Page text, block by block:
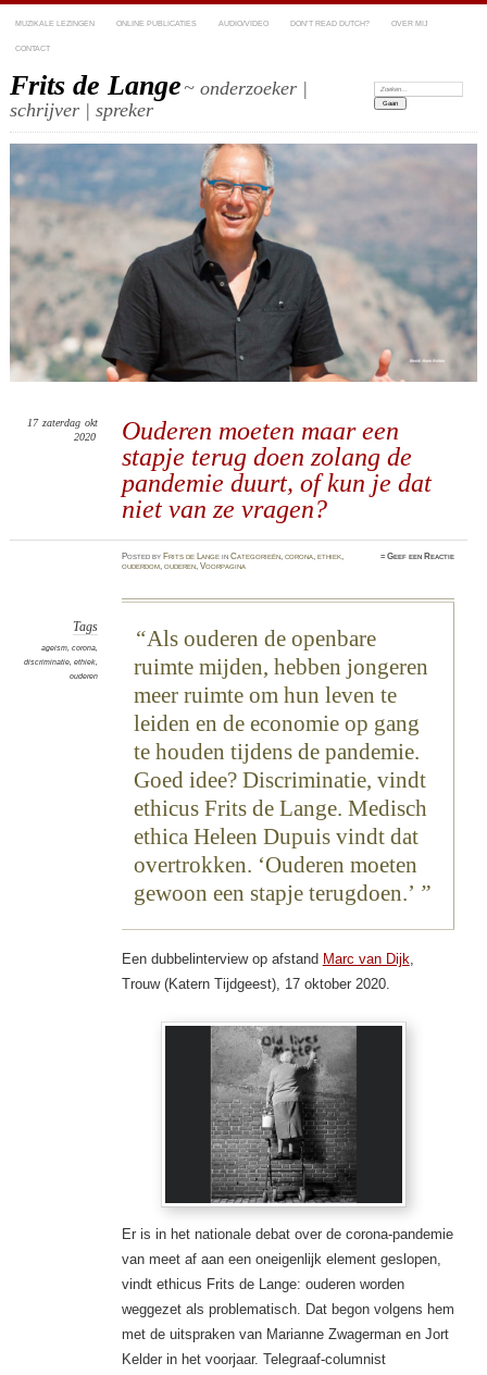
MUZIKALE LEZINGEN ONLINE PUBLICATIES AUDIO/VIDEO DON’T READ DUTCH? OVER MIJ
CONTACT
Frits de Lange~ onderzoeker |
schrijver | spreker
Zoeken:
Ouderen moeten maar een
stapje terug doen zolang de
pandemie duurt, of kun je dat
niet van ze vragen?
17 zaterdag okt
2020
PostedbyFrits de Lange inCategorieën ,corona ,ethiek
ouderdom ,ouderen ,Voorpagina
≈Geef een Reactie
Tags
ageism, corona,
discriminatie, ethiek,
ouderen
Als ouderen de openbare
ruimte mijden, hebben jongeren
meer ruimte om hun leven te
leiden en de economie op gang
te houden tijdens de pandemie.
Goed idee? Discriminatie, vindt
ethicus Frits de Lange. Medisch
ethica Heleen Dupuis vindt dat
overtrokken. ‘Ouderen moeten
gewoon een stapje terugdoen.’
Een dubbelinterview op afstand Marc van Dijk
Trouw (Katern Tijdgeest), 17 oktober 2020.
Er is in het nationale ­debat over de corona-pandemie
van meet af aan een oneigenlijk element geslopen,
vindt ethicus Frits de Lange: ouderen worden
weggezet als problematisch. Dat begon volgens hem
met de uitspraken van Marianne Zwagerman en Jort
Kelder in het voorjaar. Telegraaf-­columnist